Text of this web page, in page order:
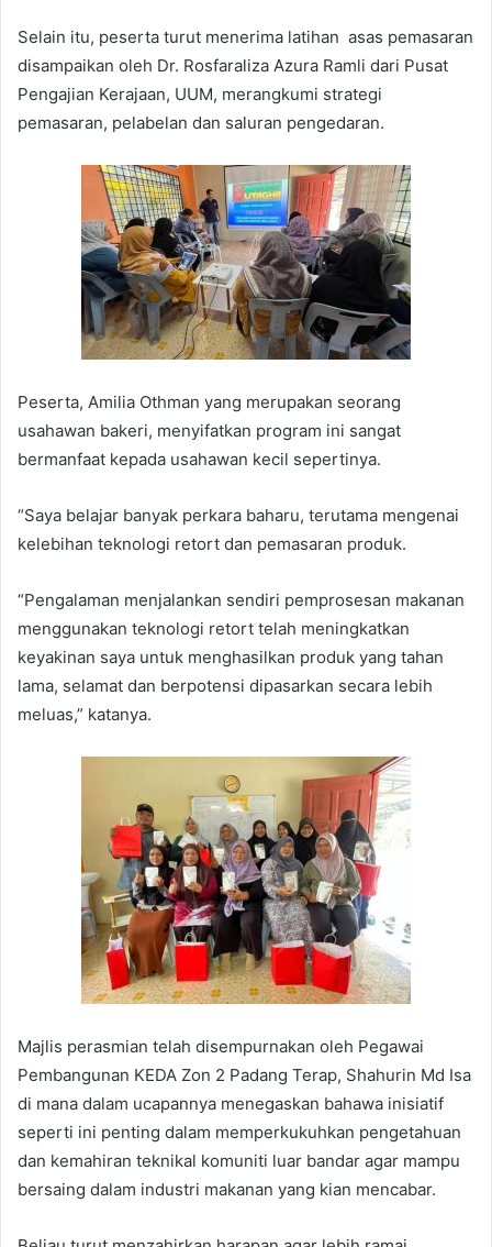
Selain itu, peserta turut menerima latihan asas pemasaran
disampaikan oleh Dr. Rosfaraliza Azura Ramli dari Pusat
Pengajian Kerajaan, UUM, merangkumi strategi
pemasaran, pelabelan dan saluran pengedaran.
Peserta, Amilia Othman yang merupakan seorang
usahawan bakeri, menyifatkan program ini sangat
bermanfaat kepada usahawan kecil sepertinya.
“Saya belajar banyak perkara baharu, terutama mengenai
kelebihan teknologi retort dan pemasaran produk.
“Pengalaman menjalankan sendiri pemprosesan makanan
menggunakan teknologi retort telah meningkatkan
keyakinan saya untuk menghasilkan produk yang tahan
lama, selamat dan berpotensi dipasarkan secara lebih
meluas,” katanya.
Majlis perasmian telah disempurnakan oleh Pegawai
Pembangunan KEDA Zon 2 Padang Terap, Shahurin Md Isa
di mana dalam ucapannya menegaskan bahawa inisiatif
seperti ini penting dalam memperkukuhkan pengetahuan
dan kemahiran teknikal komuniti luar bandar agar mampu
bersaing dalam industri makanan yang kian mencabar.